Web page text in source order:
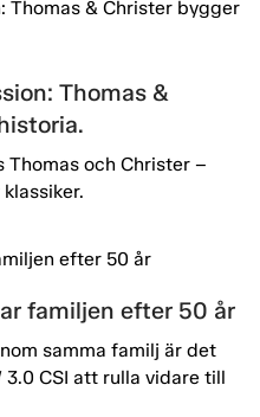
Thomas &
Thomas och Christer –
familjen efter 50 år
samma familj är det
3.0 CSI att rulla vidare till